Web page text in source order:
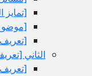
[تمايز
الثاني‏